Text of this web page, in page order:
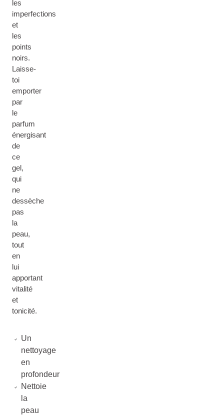
les
imperfections
et
les
points
noirs.
Laisse-
toi
emporter
par
le
parfum
énergisant
de
ce
gel,
qui
ne
dessèche
pas
la
peau,
tout
en
lui
apportant
vitalité
et
tonicité.
Un
nettoyage
en
profondeur
Nettoie
la
peau